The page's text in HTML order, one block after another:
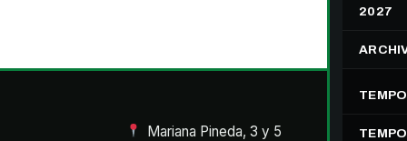
2027
Mariana Pineda, 3 y 5